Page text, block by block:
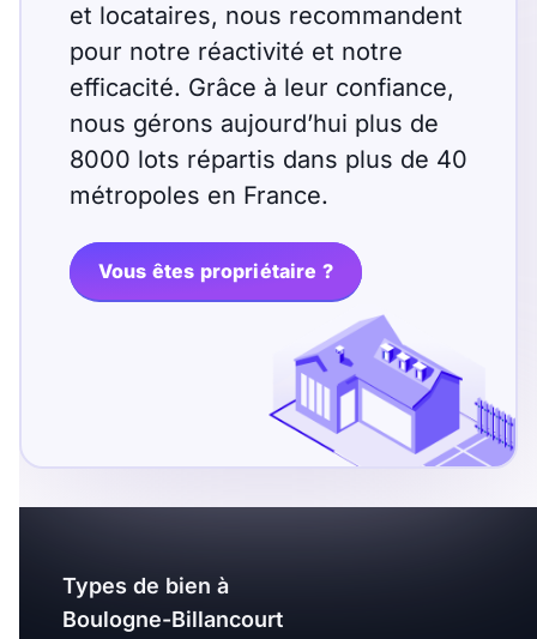
et locataires, nous recommandent
pour notre réactivité et notre
efficacité. Grâce à leur confiance,
nous gérons aujourd’hui plus de
8000 lots répartis dans plus de 40
métropoles en France.
Vous êtes propriétaire ?
Types de bien à
Boulogne-Billancourt